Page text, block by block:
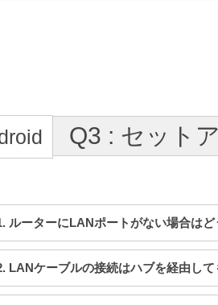
Q3 : セット
ルーターにLANポートがない場合はど
LANケーブルの接続はハブを経由して